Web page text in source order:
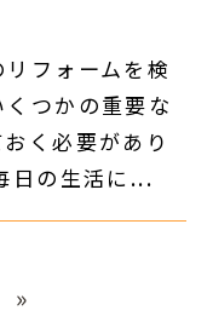
フォームを検
つかの重要な
く必要があり
日の生活に...
»